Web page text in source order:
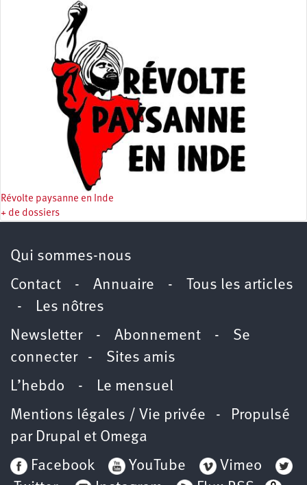
Révolte paysanne en Inde
+ de dossiers
Qui sommes-nous
Contact - Annuaire -
Tous les articles
- Les nôtres
Newsletter- Abonnement - Se
connecter- Sites amis
L’hebdo - Le mensuel
Mentions légales / Vie privée - Propulsé
par Drupal et Omega
Facebook
YouTube
Vimeo